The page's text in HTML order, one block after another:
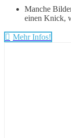
Manche
einen Knick,
Mehr Infos!